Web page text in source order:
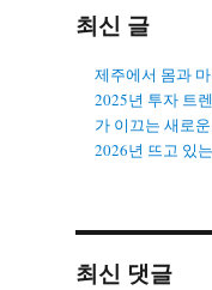
최신 글
제주에서 몸과
2025년 투자 트
가 이끄는 새로
2026년 뜨고 있
최신 댓글